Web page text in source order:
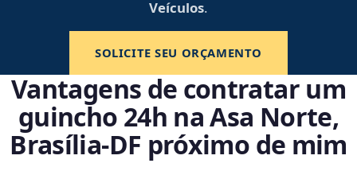
Veículos.
SOLICITE SEU ORÇAMENTO
Vantagens de contratar um
guincho 24h na Asa Norte,
Brasília‑DF próximo de mim